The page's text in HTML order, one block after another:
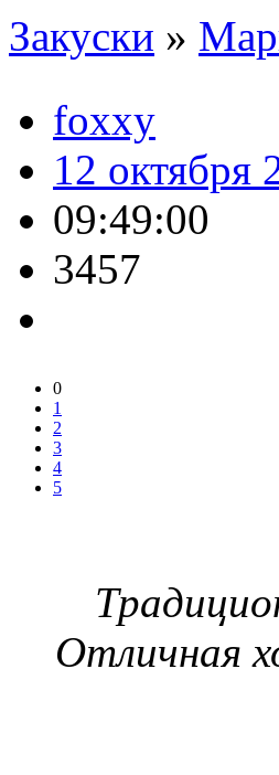
Закуски »
foxxy
12 октября
09:49:00
3457
0
1
2
3
4
5
Отличная